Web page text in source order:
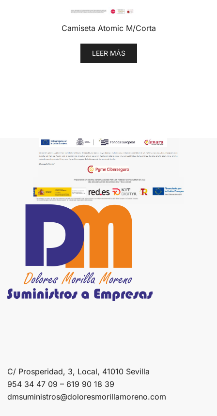
Camiseta Atomic M/Corta
LEER MÁS
C/ Prosperidad, 3, Local, 41010 Sevilla
954 34 47 09 – 619 90 18 39
dmsuministros@doloresmorillamoreno.com